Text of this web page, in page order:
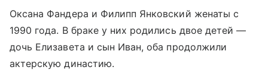
Оксана Фандера и Филипп Янковский женаты с
1990 года. В браке у них родились двое детей —
дочь Елизавета и сын Иван, оба продолжили
актерскую династию.